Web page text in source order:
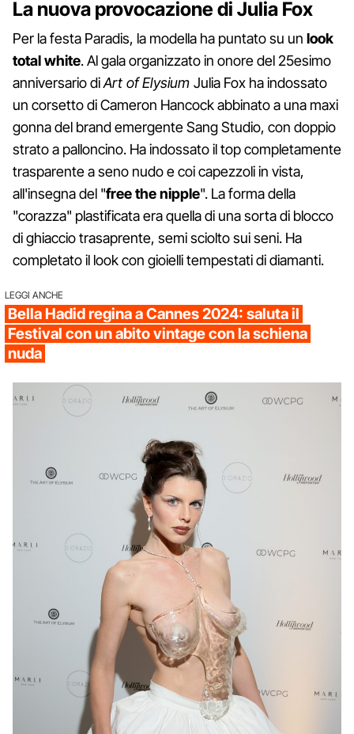
La nuova provocazione di Julia Fox
Per la festa Paradis, la modella ha puntato su un look
total white. Al gala organizzato in onore del 25esimo
anniversario diArt of Elysium Julia Fox ha indossato
un corsetto di Cameron Hancock abbinato a una maxi
gonna del brand emergente Sang Studio, con doppio
strato a palloncino. Ha indossato il top completamente
trasparente a seno nudo e coi capezzoli in vista,
all'insegna del "free the nipple". La forma della
"corazza" plastificata era quella di una sorta di blocco
di ghiaccio trasaprente, semi sciolto sui seni. Ha
completato il look con gioielli tempestati di diamanti.
LEGGI ANCHE
Bella Hadid regina a Cannes 2024: saluta il
Festival con un abito vintage con la schiena
nuda